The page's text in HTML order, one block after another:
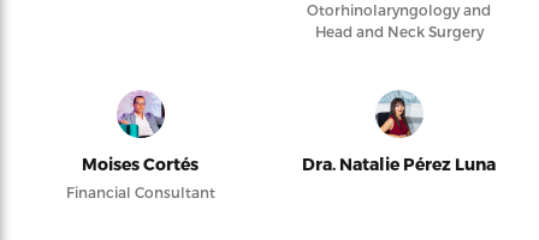
Otorhinolaryngology and
Head and Neck Surgery
Moises Cortés
Financial Consultant
Dra. Natalie Pérez Luna